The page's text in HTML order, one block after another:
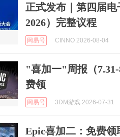
正式发布｜第四届
2026）完整议程
网易号 CINNO 2026-08-04
"喜加一"周报（
费领
网易号 3DM游戏 2026-07-31
Epic喜加二：免费领